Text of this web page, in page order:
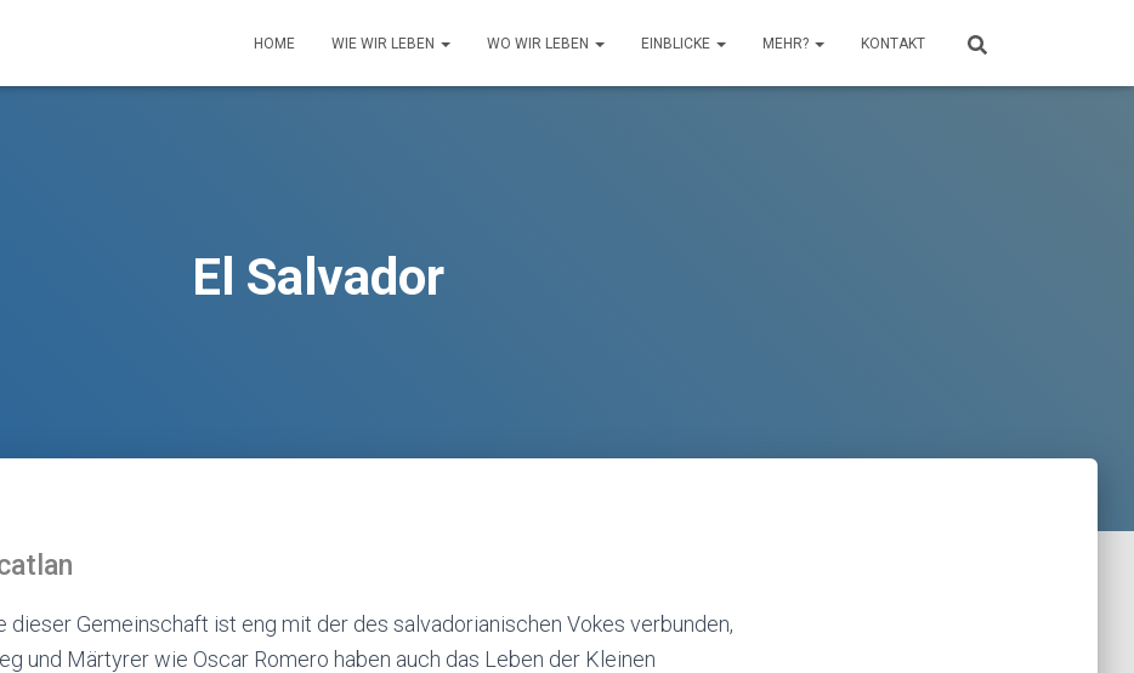
HOME WIE WIR LEBEN WO WIR LEBEN EINBLICKE MEHR? KONTAKT
El Salvador
dieser Gemeinschaft ist eng mit der des salvadorianischen Vokes verbunden,
und Märtyrer wie Oscar Romero haben auch das Leben der Kleinen